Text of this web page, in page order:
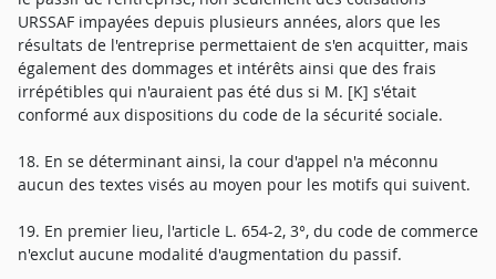
URSSAF impayées depuis plusieurs années, alors que les
résultats de l'entreprise permettaient de s'en acquitter, mais
également des dommages et intérêts ainsi que des frais
irrépétibles qui n'auraient pas été dus si M. [K] s'était
conformé aux dispositions du code de la sécurité sociale.
18. En se déterminant ainsi, la cour d'appel n'a méconnu
aucun des textes visés au moyen pour les motifs qui suivent.
19. En premier lieu, l'article L. 654-2, 3°, du code de commerce
n'exclut aucune modalité d'augmentation du passif.